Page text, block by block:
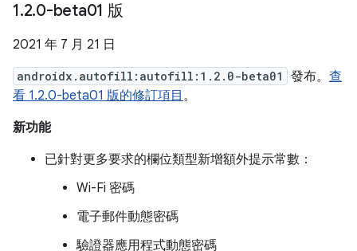
1.2.0-beta01 版
2021 年 7 月 21 日
androidx.autofill:autofill:1.2.0-beta01 發布。 查
看 1.2.0-beta01 版的修訂項目 。
新功能
已針對更多要求的欄位類型新增額外提示常數：
Wi-Fi 密碼
電子郵件動態密碼
驗證器應用程式動態密碼